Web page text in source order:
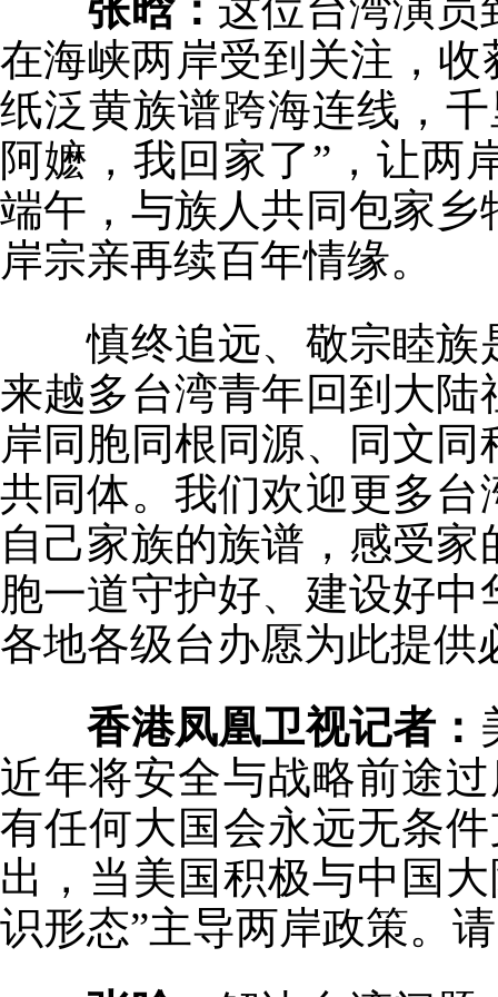
在海峡两岸受到关注，
纸泛黄族谱跨海连线，
阿嬷，我回家了”，让两
端午，与族人共同包家
岸宗亲再续百年情缘。
慎终追远、敬宗睦族
来越多台湾青年回到大
岸同胞同根同源、同文
共同体。我们欢迎更多
自己家族的族谱，感受
胞一道守护好、建设好
各地各级台办愿为此提供
香港凤凰卫视记者：
近年将安全与战略前途
有任何大国会永远无条
出，当美国积极与中国
识形态”主导两岸政策。